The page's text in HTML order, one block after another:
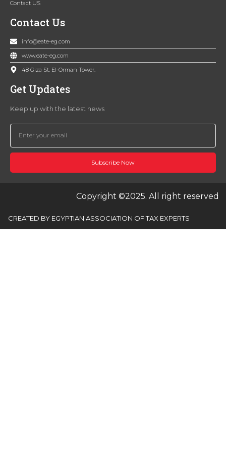
Contact US
Contact Us
info@eate-eg.com
www.eate-eg.com
48 Giza St. El-Orman Tower.
Get Updates
Keep up with the latest news
Subscribe Now
Copyright ©2025. All right reserved
CREATED BY EGYPTIAN ASSOCIATION OF TAX EXPERTS